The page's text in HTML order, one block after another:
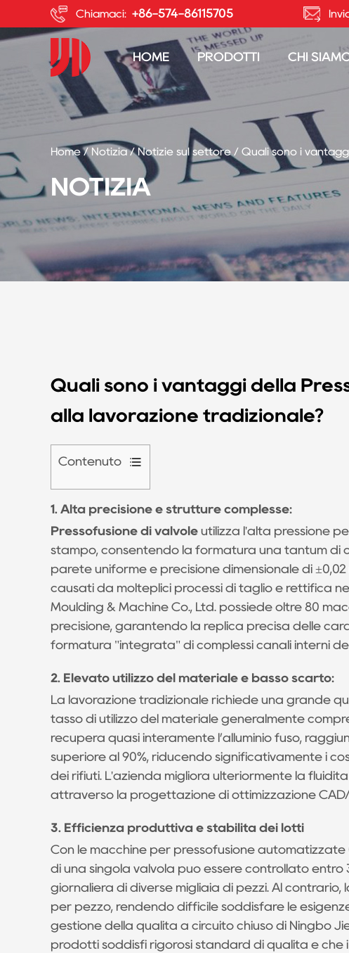
Chiamaci: +86-574-86115705
HOME PRODOTTI CHI
Home/ Notizia/ Notizie sul settore / Quali sono i
NOTIZIA
Quali sono i vantaggi della
alla lavorazione tradizionale?
Contenuto
0.1
1.
Alta
precisione
e
strutture
complesse:
0.2
2.
utilizzo
del
materiale
e
basso
scarto:
0.3
Efficienza
produttiva
e
stabilità
dei
lotti
0.4
1. Alta precisione e strutture complesse:
Pressofusione di valvole utilizza l'alta pressione
stampo, consentendo la formatura una tantum di
parete uniforme e precisione dimensionale di
causati da molteplici processi di taglio e rettifica
Moulding & Machine Co., Ltd. possiede oltre 80
precisione, garantendo la replica precisa delle
formatura "integrata" di complessi canali interni
2. Elevato utilizzo del materiale e basso scarto:
La lavorazione tradizionale richiede una grande
tasso di utilizzo del materiale generalmente
recupera quasi interamente l’alluminio fuso,
superiore al 90%, riducendo significativamente i
dei rifiuti. L'azienda migliora ulteriormente la
attraverso la progettazione di ottimizzazione CAD/
3. Efficienza produttiva e stabilità dei lotti
Con le macchine per pressofusione automatizzate
di una singola valvola può essere controllato
giornaliera di diverse migliaia di pezzi. Al
per pezzo, rendendo difficile soddisfare le
gestione della qualità a circuito chiuso di Ningbo
prodotti soddisfi rigorosi standard di qualità e che i